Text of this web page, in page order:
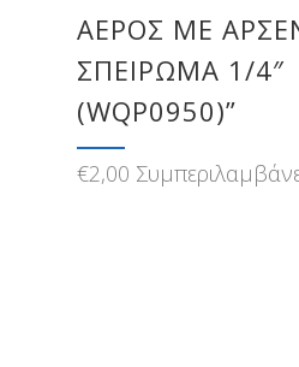
ΑΕΡΟΣ ΜΕ
ΣΠΕΙΡΩΜΑ 1/4″
(WQP0950)”
€2,00